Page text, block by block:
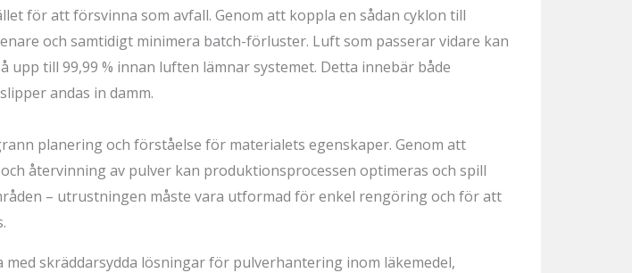
för att försvinna som avfall. Genom att koppla en sådan cyklon till
och samtidigt minimera batch-förluster. Luft som passerar vidare kan
till 99,99 % innan luften lämnar systemet. Detta innebär både
andas in damm.
planering och förståelse för materialets egenskaper. Genom att
återvinning av pulver kan produktionsprocessen optimeras och spill
– utrustningen måste vara utformad för enkel rengöring och för att
skräddarsydda lösningar för pulverhantering inom läkemedel,